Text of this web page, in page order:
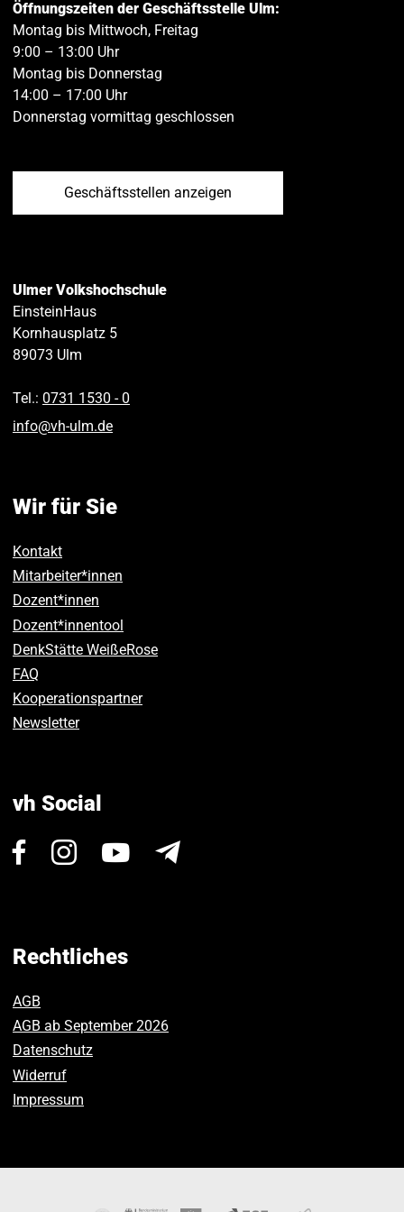
Öffnungszeiten der Geschäftsstelle Ulm:
Montag bis Mittwoch, Freitag
9:00 – 13:00 Uhr
Montag bis Donnerstag
14:00 – 17:00 Uhr
Donnerstag vormittag geschlossen
Geschäftsstellen anzeigen
Ulmer Volkshochschule
EinsteinHaus
Kornhausplatz 5
89073 Ulm
Tel.: 0731 1530 ‑ 0
info@vh-ulm.de
Wir für Sie
Kontakt
Mitarbeiter*innen
Dozent*innen
Dozent*innentool
DenkStätte WeißeRose
FAQ
Kooperationspartner
Newsletter
vh Social
Besuchen
Facebook.
Besuchen
Instagram.
Besuchen
Rechtliches
AGB
AGB ab September 2026
Datenschutz
Widerruf
Impressum